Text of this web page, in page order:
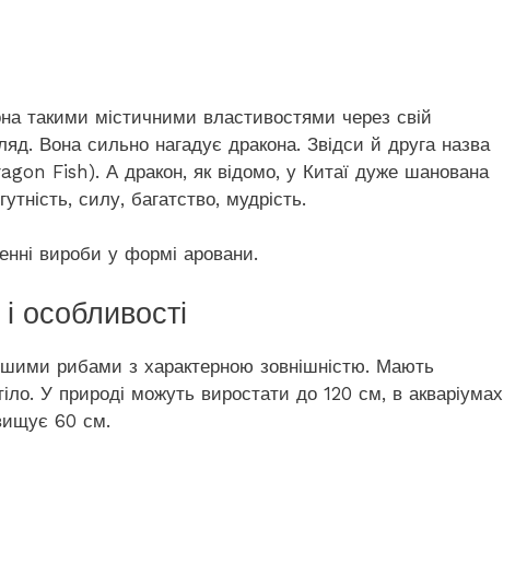
такими містичними властивостями через свій
Вона сильно нагадує дракона. Звідси й друга назва
Fish). А дракон, як відомо, у Китаї дуже шанована
силу, багатство, мудрість.
вироби у формі аровани.
особливості
рибами з характерною зовнішністю. Мають
У природі можуть виростати до 120 см, в акваріумах
60 см.